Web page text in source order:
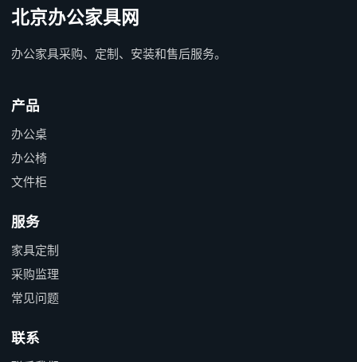
北京办公家具网
办公家具采购、定制、安装和售后服务。
产品
办公桌
办公椅
文件柜
服务
家具定制
采购监理
常见问题
联系